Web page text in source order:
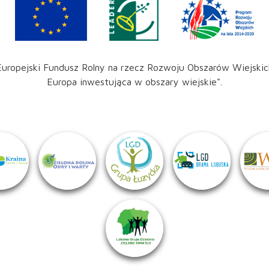
Fundusz Rolny na rzecz Rozwoju Obszarów
Europa inwestująca w obszary wiejskie".